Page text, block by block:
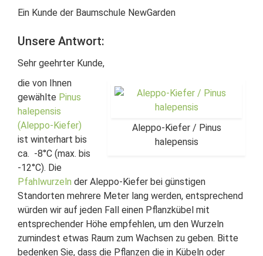
Ein Kunde der Baumschule NewGarden
Unsere Antwort:
Sehr geehrter Kunde,
Aleppo-Kiefer / Pinus
halepensis
die von Ihnen
gewählte Pinus
halepensis
(Aleppo-Kiefer)
ist winterhart bis
ca. -8°C (max. bis
-12°C). Die
Pfahlwurzeln der Aleppo-Kiefer bei günstigen
Standorten mehrere Meter lang werden, entsprechend
würden wir auf jeden Fall einen Pflanzkübel mit
entsprechender Höhe empfehlen, um den Wurzeln
zumindest etwas Raum zum Wachsen zu geben. Bitte
bedenken Sie, dass die Pflanzen die in Kübeln oder